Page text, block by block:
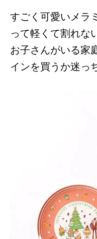
すごく可愛いメラ
って軽くて割れな
お子さんがいる家
インを買うか迷っ